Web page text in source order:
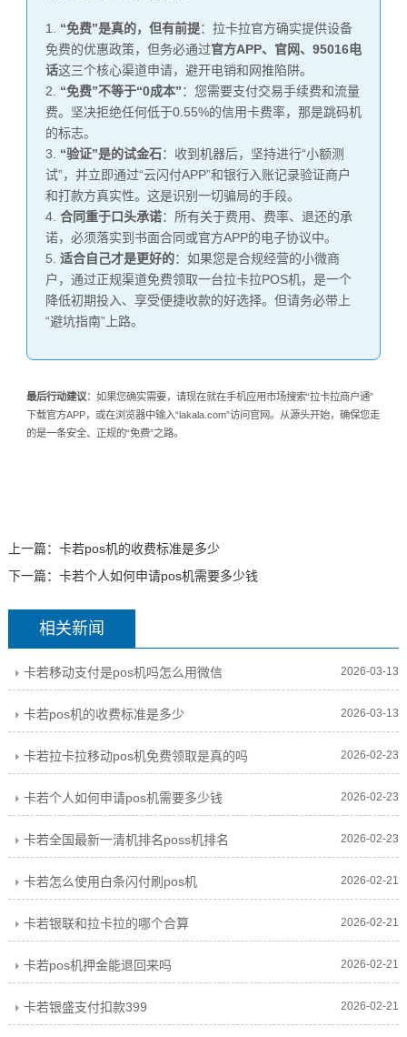
1. “免费”是真的，但有前提：拉卡拉官方确实提供设备
免费的优惠政策，但务必通过官方APP、官网、95016电
话这三个核心渠道申请，避开电销和网推陷阱。
2. “免费”不等于“0成本”：您需要支付交易手续费和流量
费。坚决拒绝任何低于0.55%的信用卡费率，那是跳码机
的标志。
3. “验证”是的试金石：收到机器后，坚持进行“小额测
试”，并立即通过“云闪付APP”和银行入账记录验证商户
和打款方真实性。这是识别一切骗局的手段。
4. 合同重于口头承诺：所有关于费用、费率、退还的承
诺，必须落实到书面合同或官方APP的电子协议中。
5. 适合自己才是更好的：如果您是合规经营的小微商
户，通过正规渠道免费领取一台拉卡拉POS机，是一个
降低初期投入、享受便捷收款的好选择。但请务必带上
“避坑指南”上路。
最后行动建议：如果您确实需要，请现在就在手机应用市场搜索“拉卡拉商户通”
下载官方APP，或在浏览器中输入“lakala.com”访问官网。从源头开始，确保您走
的是一条安全、正规的“免费”之路。
上一篇： 卡若pos机的收费标准是多少
下一篇： 卡若个人如何申请pos机需要多少钱
相关新闻
卡若移动支付是pos机吗怎么用微信 2026-03-13
卡若pos机的收费标准是多少 2026-03-13
卡若拉卡拉移动pos机免费领取是真的吗 2026-02-23
卡若个人如何申请pos机需要多少钱 2026-02-23
卡若全国最新一清机排名poss机排名 2026-02-23
卡若怎么使用白条闪付刷pos机 2026-02-21
卡若银联和拉卡拉的哪个合算 2026-02-21
卡若pos机押金能退回来吗 2026-02-21
卡若银盛支付扣款399 2026-02-21